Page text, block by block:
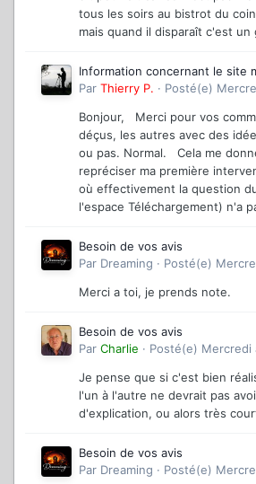
tous les soirs au bistrot du
mais quand il disparaît c'est un
Information concernant le site
Par Thierry P. · Posté(e)
Bonjour, Merci pour vos
déçus, les autres avec des
ou pas. Normal. Cela me
repréciser ma première
où effectivement la question
l'espace Téléchargement) n'a
Besoin de vos avis
Par Dreaming · Posté(e)
Merci a toi, je prends note.
Besoin de vos avis
Par Charlie · Posté(e) Mercredi
Je pense que si c'est bien
l'un à l'autre ne devrait pas
d'explication, ou alors très
Besoin de vos avis
Par Dreaming · Posté(e)